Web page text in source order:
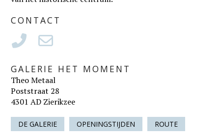
CONTACT
GALERIE HET MOMENT
Theo Metaal
Poststraat 28
4301 AD Zierikzee
DE GALERIE OPENINGSTIJDEN ROUTE